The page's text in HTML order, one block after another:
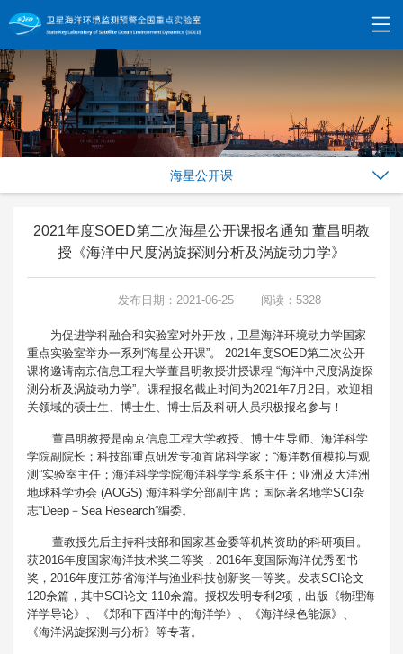
海星公开课
2021年度SOED第二次海星公开课报名通知 董昌明教
授《海洋中尺度涡旋探测分析及涡旋动力学》
发布日期：2021-06-25 阅读：5328
为促进学科融合和实验室对外开放，卫星海洋环境动力学国家
重点实验室举办一系列“海星公开课”。 2021年度SOED第二次公开
课将邀请南京信息工程大学董昌明教授讲授课程 “海洋中尺度涡旋探
测分析及涡旋动力学”。课程报名截止时间为2021年7月2日。欢迎相
关领域的硕士生、博士生、博士后及科研人员积极报名参与！
董昌明教授是南京信息工程大学教授、博士生导师、海洋科学
学院副院长；科技部重点研发专项首席科学家；“海洋数值模拟与观
测”实验室主任；海洋科学学院海洋科学学系系主任；亚洲及大洋洲
地球科学协会 (AOGS) 海洋科学分部副主席；国际著名地学SCI杂
志“Deep－Sea Research”编委。
董教授先后主持科技部和国家基金委等机构资助的科研项目。
获2016年度国家海洋技术奖二等奖，2016年度国际海洋优秀图书
奖，2016年度江苏省海洋与渔业科技创新奖一等奖。发表SCI论文
120余篇，其中SCI论文 110余篇。授权发明专利2项，出版《物理海
洋学导论》、《郑和下西洋中的海洋学》、《海洋绿色能源》、
《海洋涡旋探测与分析》等专著。